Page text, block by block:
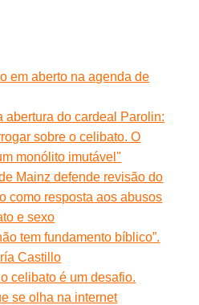
em aberto na agenda de
abertura do cardeal Parolin:
sobre o celibato. O
monólito imutável''
Mainz defende revisão do
como resposta aos abusos
e sexo
tem fundamento bíblico”.
Castillo
celibato é um desafio.
se olha na internet